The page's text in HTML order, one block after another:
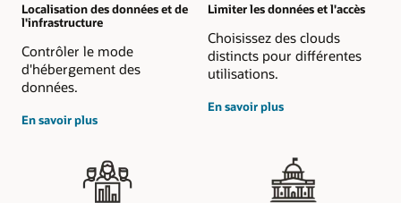
Localisation des données et de
l'infrastructure
Contrôler le mode
d'hébergement des
données.
En savoir plussur
des
données
Limiter les données et l'accès
Choisissez des clouds
distincts pour différentes
utilisations.
En savoir plussur